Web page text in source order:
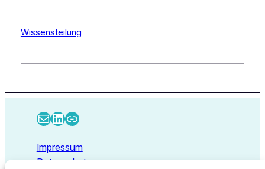
Wissensteilung
E-Mail LinkedIn Link
Impressum
Datenschutz